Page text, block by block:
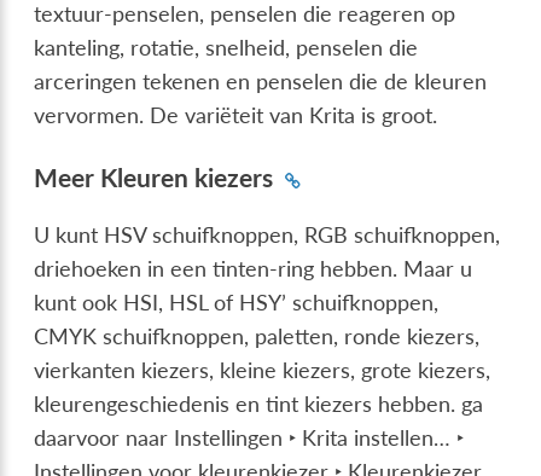
textuur-penselen, penselen die reageren op
kanteling, rotatie, snelheid, penselen die
arceringen tekenen en penselen die de kleuren
vervormen. De variëteit van Krita is groot.
Meer Kleuren kiezers
U kunt HSV schuifknoppen, RGB schuifknoppen,
driehoeken in een tinten-ring hebben. Maar u
kunt ook HSI, HSL of HSY’ schuifknoppen,
CMYK schuifknoppen, paletten, ronde kiezers,
vierkanten kiezers, kleine kiezers, grote kiezers,
kleurengeschiedenis en tint kiezers hebben. ga
daarvoor naar Instellingen ‣ Krita instellen… ‣